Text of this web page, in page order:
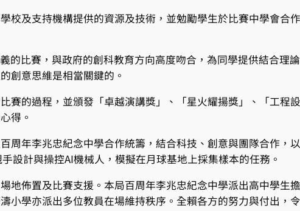
校及支持機構提供的資源及技術，並勉勵學生於比賽中學會合
的比賽，與政府的創科教育方向高度吻合，為同學提供結合理
創意思維是相當關鍵的。
賽的過程，並頒發「卓越演講獎」、「星火耀揚獎」、「工程
得。
周年李兆忠紀念中學合作統籌，結合科技、創意與團隊合作，
設計與操控AI機械人，模擬在月球基地上採集樣本的任務。
地佈置及比賽支援。本局百周年李兆忠紀念中學派出高中學生
小學亦派出多位教員在場維持秩序。全賴各方的努力與付出，